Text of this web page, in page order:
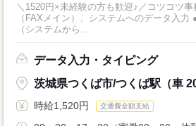
＼1520円×未経験の方も歓迎♪／コツコツ
（FAXメイン）、システムへのデータ入
（システムから...
データ入力・タイピング
茨城県つくば市/つくば駅（車 20
時給1,520円 交通費全額支給